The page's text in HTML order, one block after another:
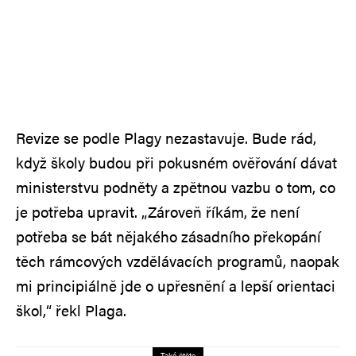
Revize se podle Plagy nezastavuje. Bude rád,
když školy budou při pokusném ověřování dávat
ministerstvu podněty a zpětnou vazbu o tom, co
je potřeba upravit. „Zároveň říkám, že není
potřeba se bát nějakého zásadního překopání
těch rámcových vzdělávacích programů, naopak
mi principiálně jde o upřesnění a lepší orientaci
škol,“ řekl Plaga.